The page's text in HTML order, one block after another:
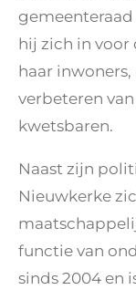
gemeenteraad
hij zich in voor
haar
verbeteren
kwetsbaren.
Naast zijn
Nieuwkerke
functie van
sinds 2004 en